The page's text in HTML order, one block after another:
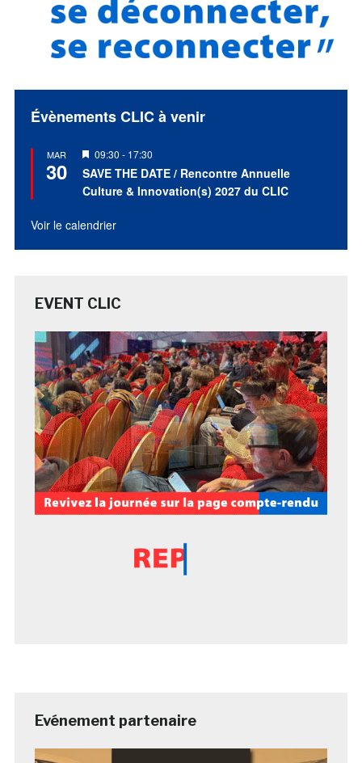
Évènements CLIC à venir
MAR
30
Mis
en
avant
09:30 - 17:30
SAVE THE DATE / Rencontre Annuelle
Culture & Innovation(s) 2027 du CLIC
Voir le calendrier
EVENT CLIC
Evénement partenaire